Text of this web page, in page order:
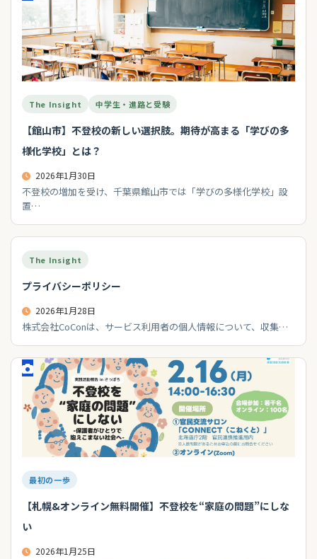
The Insight 中学生・進路と受験
【館山市】不登校の新しい選択肢。期待が高まる「学びの多
様化学校」とは？
2026年1月30日
不登校の増加を受け、千葉県館山市では「学びの多様化学校」設
置…
The Insight
プライバシーポリシー
2026年1月28日
株式会社CoConは、サービス利用者の個人情報について、収集…
最初の一歩
【札幌&オンライン無料開催】不登校を“家庭の問題”にしな
い
2026年1月25日